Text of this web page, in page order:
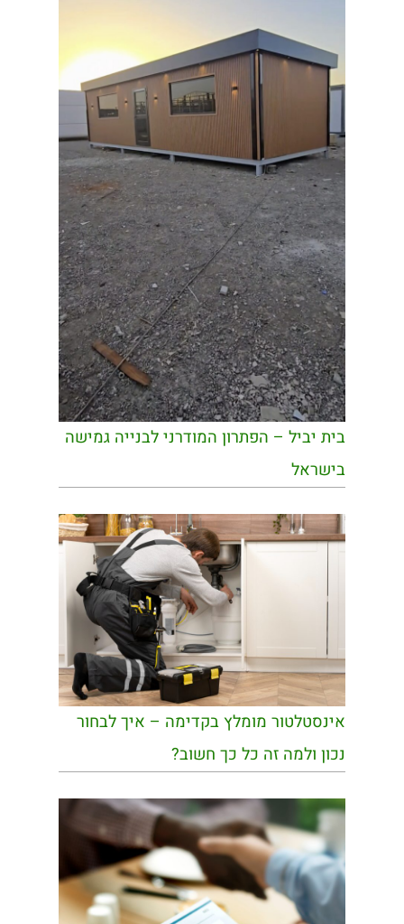
בית יביל – הפתרון המודרני לבנייה גמישה
בישראל
אינסטלטור מומלץ בקדימה – איך לבחור
נכון ולמה זה כל כך חשוב?